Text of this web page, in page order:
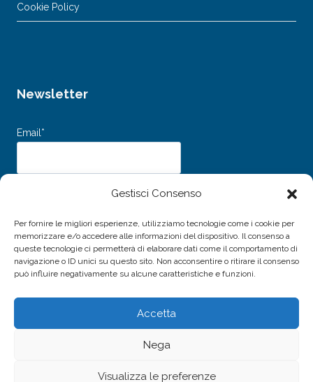
Gestisci Consenso
Per fornire le migliori esperienze, utilizziamo tecnologie come i cookie per
memorizzare e/o accedere alle informazioni del dispositivo. Il consenso a
queste tecnologie ci permetterà di elaborare dati come il comportamento di
navigazione o ID unici su questo sito. Non acconsentire o ritirare il consenso
può influire negativamente su alcune caratteristiche e funzioni.
Accetta
Nega
Visualizza le preferenze
Cookie Policy
Newsletter
Email*
e acconsento al trattamento dei miei dati personali
© 2026 Associazione Amici della Musica di Livorno -